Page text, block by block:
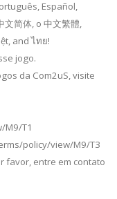
Español,
简体, o 中文繁體,
and ไทย!
jogo.
da Com2uS, visite
M9/T1
policy/view/M9/T3
favor, entre em contato